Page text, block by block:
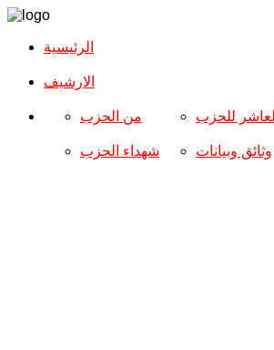
الرئيسية
الارشیف
من الحزب
شهداء الحزب
للحزب
وثائق وبيانات